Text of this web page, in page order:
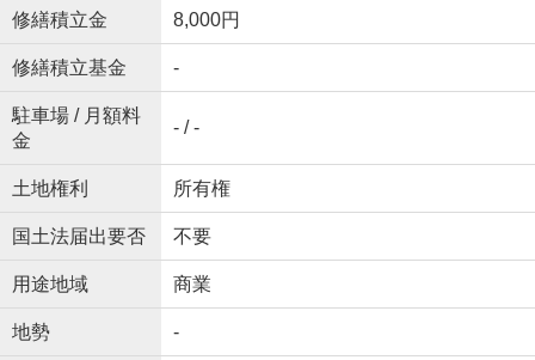
修繕積立金 8,000円
修繕積立基金 -
駐車場 / 月額料
金
- / -
土地権利 所有権
国土法届出要否 不要
用途地域 商業
地勢 -